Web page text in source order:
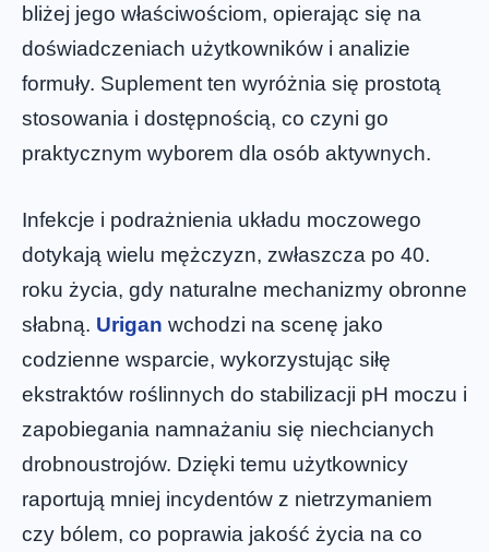
bliżej jego właściwościom, opierając się na
doświadczeniach użytkowników i analizie
formuły. Suplement ten wyróżnia się prostotą
stosowania i dostępnością, co czyni go
praktycznym wyborem dla osób aktywnych.
Infekcje i podrażnienia układu moczowego
dotykają wielu mężczyzn, zwłaszcza po 40.
roku życia, gdy naturalne mechanizmy obronne
słabną. Urigan wchodzi na scenę jako
codzienne wsparcie, wykorzystując siłę
ekstraktów roślinnych do stabilizacji pH moczu i
zapobiegania namnażaniu się niechcianych
drobnoustrojów. Dzięki temu użytkownicy
raportują mniej incydentów z nietrzymaniem
czy bólem, co poprawia jakość życia na co